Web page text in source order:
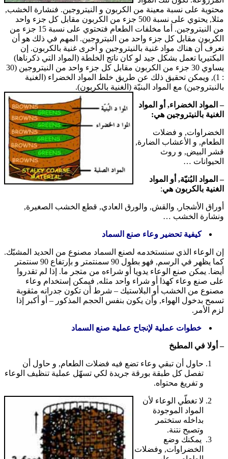
محتوية على نسبة معينة من الكربون و النيتروجين. فنشارة الخشب,
مثلا, يحتوي على نسبة 500 جزء من الكربون مقابل كل جزء واحد
من النيتروجين. أما مخلفات الطعام فتحتوي على نسبة 15 جزء من
الكربون مقابل كل جزء واحد من النيتروجين. المهم في ذلك هو أن
نعرف أن هناك مواد غنية بالنيتروجين و أخرى غنية بالكربون. إن
البكتيريا تعمل بشكل جيد لو كان ناتج الخلطة (المواد التي ذكرناها)
يساوي 30 جزء من الكربون مقابل كل جزء واحد من النيتروجين (30
: 1), ويمكن تحقيق ذلك عن طريق خلط المواد الخضراء (الغنية
بالنيتروجين) مع المواد البنيّة (الغنية بالكربون).
– المواد الخضراء, أو المواد
الغنية بالنيتروجين هي:
الخضراوات, و فضلات
الطعام, و الأعشاب الضارة,
قشر البيض, و روث
الحيوانات …
– المواد البُنيّة, أو المواد
الغنية بالكربون هي:
أوراق الأشجار, والقش, والورق العادي, قطع الخشب الصغيرة,
ونشارة الخشب …
كيفية تحضير وعاء صنع السماد
إن الوعاء الذي سنستخدمه لصنع السماد مصنوع من الحديد المشبّك.
كما يظهر في الرسم, فهو بطول 90 سمنتمتر و بإرتفاع 90 سنتمتر
أيضا. يمكن صنع الوعاء يدويا أو شراءه من متجر ما. إذا لم تقدروا
على صنع وعاء كهذا أو شراء واحد مثله, فيمكن إستخدام وعاء
مصنوع من الخشب أو البلاستيك – شرط أن تكون جدرانه مثقوبة
تسمح بدخول الهواء, وأن يكون بنفس الحجم المذكور – أو أكبر إذا
لزم الأمر.
خطوات عملية لإنجاح عملية صنع السماد
– أولا في المطبخ
حاول أن تبقي وعاء تضع فيه فضلات الطعام, و حاول أن
تفصل كل طبقة بورقة جريدة لكي تسهّل عملية تنظيف الوعاء
و تفريغ محتواه.
لا تغطّي الوعاء لأن
المواد الموجودة
بداخله ستختمر
وتصبح نتنة.
يمكنك وضع
الخضراوات, وفضلات